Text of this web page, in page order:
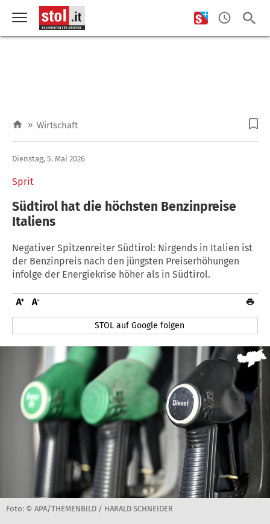
» Wirtschaft
Sprit
Dienstag, 5. Mai 2026
Südtirol hat die höchsten Benzinpreise
Italiens
Negativer Spitzenreiter Südtirol: Nirgends in Italien ist
der Benzinpreis nach den jüngsten Preiserhöhungen
infolge der Energiekrise höher als in Südtirol.
STOL auf Google folgen
Foto: © APA/THEMENBILD / HARALD SCHNEIDER